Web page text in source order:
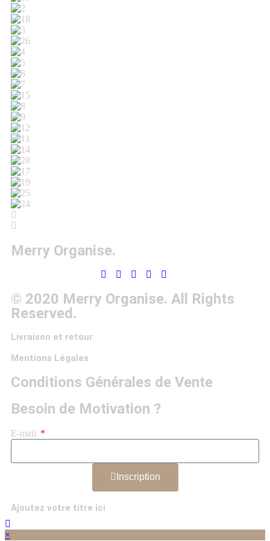
Merry Organise.
© 2020 Merry Organise. All Rights
Reserved.
Livraison et retour
Mentions Légales
Conditions Générales de Vente
Besoin de Motivation ?
E-mail
Inscription
Ajoutez votre titre ici
×